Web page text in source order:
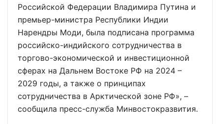
Российской Федерации Владимира Путина и
премьер-министра Республики Индии
Нарендры Моди, была подписана программа
российско-индийского сотрудничества в
торгово-экономической и инвестиционной
сферах на Дальнем Востоке РФ на 2024 –
2029 годы, а также о принципах
сотрудничества в Арктической зоне РФ», –
сообщила пресс-служба Минвостокразвития.